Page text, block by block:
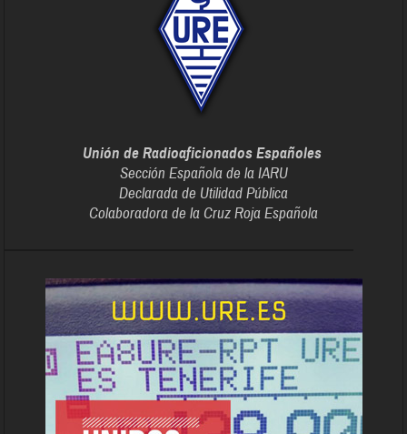
Unión de Radioaficionados Españoles
Sección Española de la IARU
Declarada de Utilidad Pública
Colaboradora de la Cruz Roja Española